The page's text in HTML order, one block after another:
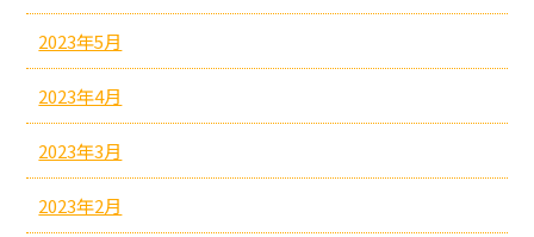
2023年5月
2023年4月
2023年3月
2023年2月